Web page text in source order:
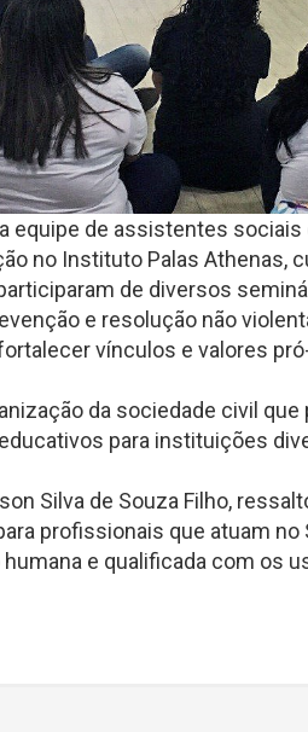
equipe de assistentes
no Instituto Palas Athenas,
de diversos
e resolução não
vínculos e valores
da sociedade civil
para instituições
Silva de Souza Filho,
profissionais que atuam
e qualificada com os